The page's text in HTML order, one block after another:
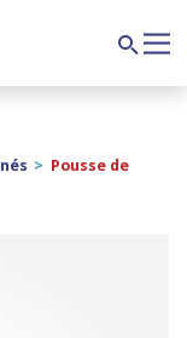
> Pousse de